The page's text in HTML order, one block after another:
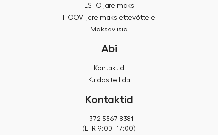
ESTO järelmaks
HOOVI järelmaks ettevõttele
Makseviisid
Abi
Kontaktid
Kuidas tellida
Kontaktid
+372 5567 8381
(E–R 9:00–17:00)